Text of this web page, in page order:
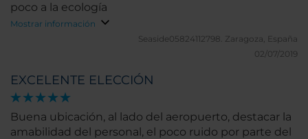
poco a la ecología
Mostrar información
Seaside05824112798. Zaragoza, España
02/07/2019
EXCELENTE ELECCIÓN
Buena ubicación, al lado del aeropuerto, destacar la
amabilidad del personal, el poco ruido por parte del